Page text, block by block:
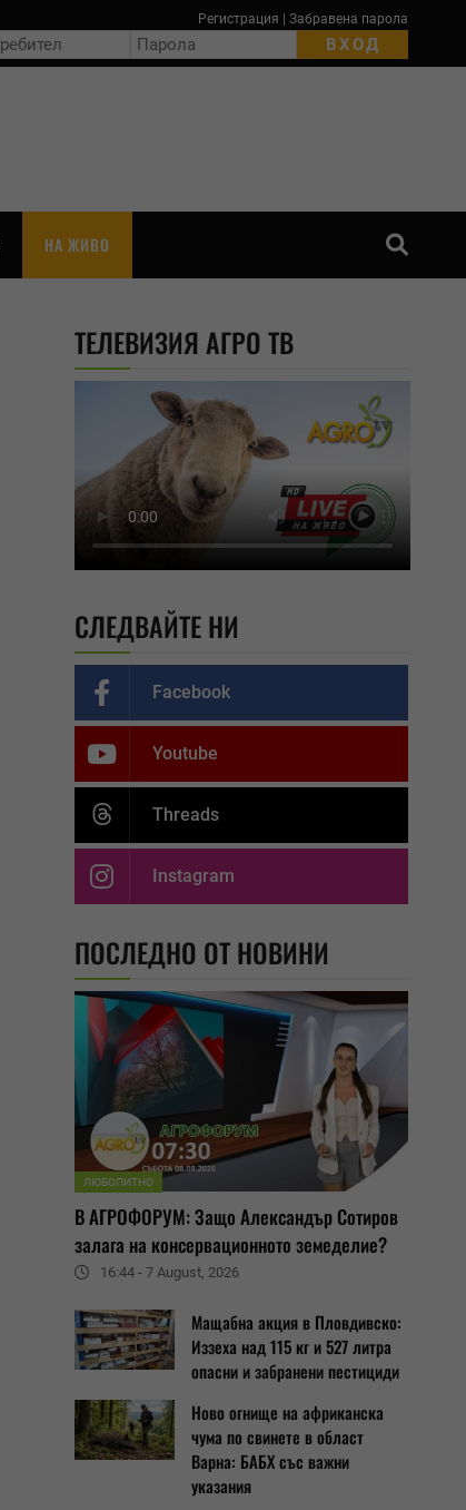
Регистрация Забравена парола
НА ЖИВО
ТЕЛЕВИЗИЯ АГРО ТВ
СЛЕДВАЙТЕ НИ
Facebook
Youtube
Threads
Instagram
ПОСЛЕДНО ОТ НОВИНИ
ЛЮБОПИТНО
В АГРОФОРУМ: Защо Александър Сотиров
залага на консервационното земеделие?
16:44 - 7 August, 2026
Мащабна акция в Пловдивско:
Иззеха над 115 кг и 527 литра
опасни и забранени пестициди
Ново огнище на африканска
чума по свинете в област
Варна: БАБХ със важни
указания